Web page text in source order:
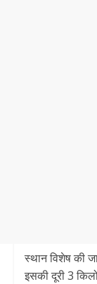
स्थान विशेष की
इसकी दूरी 3